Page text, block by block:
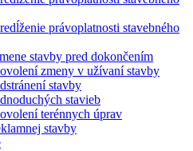
právoplatnosti stavebného
stavby pred dokončením
zmeny v užívaní stavby
stavby
stavieb
terénnych úprav
stavby